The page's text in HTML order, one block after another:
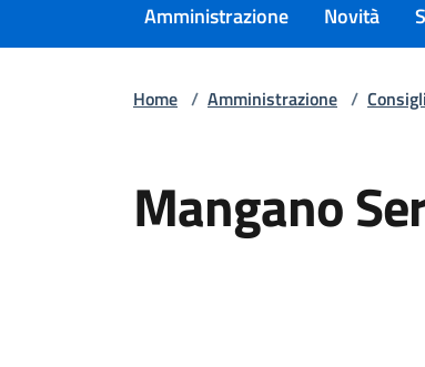
Amministrazione Novità
Home / Amministrazione /
Mangano